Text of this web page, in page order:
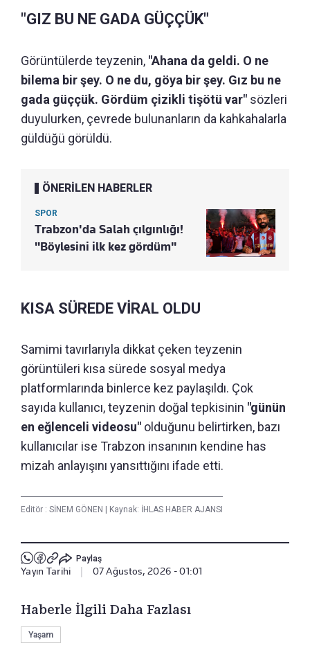
"GIZ BU NE GADA GÜÇÇÜK"
Görüntülerde teyzenin, "Ahana da geldi. O ne
bilema bir şey. O ne du, göya bir şey. Gız bu ne
gada güççük. Gördüm çizikli tişötü var" sözleri
duyulurken, çevrede bulunanların da kahkahalarla
güldüğü görüldü.
ÖNERİLEN HABERLER
SPOR
Trabzon'da Salah çılgınlığı!
"Böylesini ilk kez gördüm"
KISA SÜREDE VİRAL OLDU
Samimi tavırlarıyla dikkat çeken teyzenin
görüntüleri kısa sürede sosyal medya
platformlarında binlerce kez paylaşıldı. Çok
sayıda kullanıcı, teyzenin doğal tepkisinin "günün
en eğlenceli videosu" olduğunu belirtirken, bazı
kullanıcılar ise Trabzon insanının kendine has
mizah anlayışını yansıttığını ifade etti.
Editör : SİNEM GÖNEN | Kaynak: İHLAS HABER AJANSI
Paylaş
Yayın Tarihi | 07 Ağustos, 2026 - 01:01
Haberle İlgili Daha Fazlası
Yaşam